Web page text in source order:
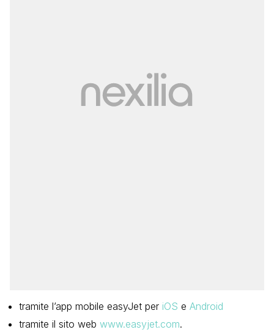
tramite l’app mobile easyJet per iOS e Android
tramite il sito web www.easyjet.com.